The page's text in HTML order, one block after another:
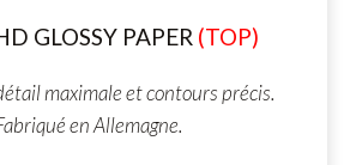
GLOSSY PAPER (TOP)
maximale et contours précis.
en Allemagne.